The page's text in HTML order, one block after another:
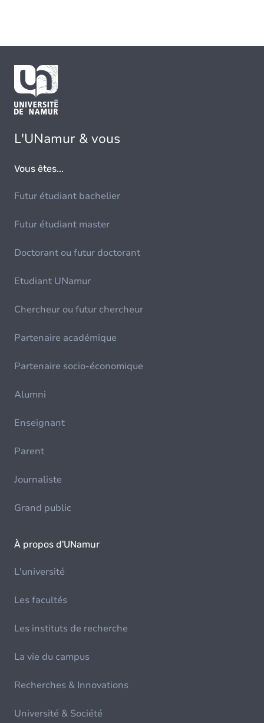
L'UNamur & vous
Vous êtes...
Futur étudiant bachelier
Futur étudiant master
Doctorant ou futur doctorant
Etudiant UNamur
Chercheur ou futur chercheur
Partenaire académique
Partenaire socio-économique
Alumni
Enseignant
Parent
Journaliste
Grand public
À propos d'UNamur
L'université
Les facultés
Les instituts de recherche
La vie du campus
Recherches & Innovations
Université & Société